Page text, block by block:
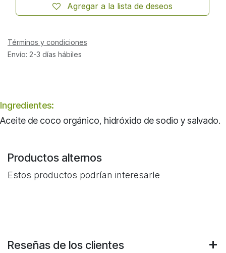
Agregar a la lista de deseos
Términos y condiciones
Envío: 2-3 días hábiles
Ingredientes:
Aceite de coco orgánico, hidróxido de sodio y salvado.
Productos alternos
Estos productos podrían interesarle
Reseñas de los clientes